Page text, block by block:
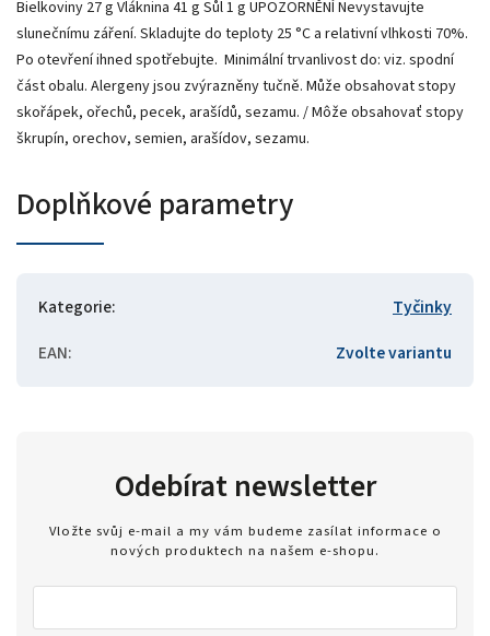
Bielkoviny 27 g Vláknina 41 g Sůl 1 g UPOZORNĚNÍ Nevystavujte
slunečnímu záření. Skladujte do teploty 25 °C a relativní vlhkosti 70%.
Po otevření ihned spotřebujte. Minimální trvanlivost do: viz. spodní
část obalu. Alergeny jsou zvýrazněny tučně. Může obsahovat stopy
skořápek, ořechů, pecek, arašídů, sezamu. / Môže obsahovať stopy
škrupín, orechov, semien, arašídov, sezamu.
Doplňkové parametry
Kategorie:
Tyčinky
EAN: Zvolte variantu
Odebírat newsletter
Vložte svůj e-mail a my vám budeme zasílat informace o
nových produktech na našem e-shopu.